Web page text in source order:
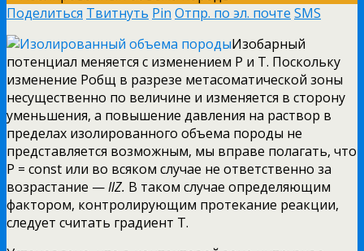
Поделиться Твитнуть Pin Отпр. по эл. почте SMS
Изобарный
потенциал меняется с изменением Р и Т. Поскольку
изменение Робщ в разрезе метасоматической зоны
несущественно по величине и изменяется в сторону
уменьшения, а повышение давления на раствор в
пределах изолированного объема породы не
представляется возможным, мы вправе полагать, что
P = const или во всяком случае не ответственно за
возрастание —IlZ. В таком случае определяющим
фактором, контролирующим протекание реакции,
следует считать градиент Т.